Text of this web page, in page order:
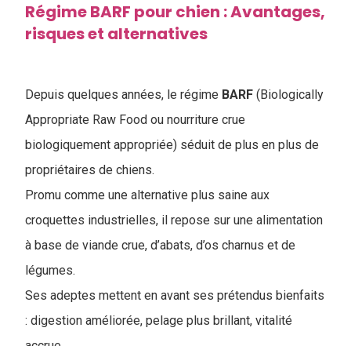
Régime BARF pour chien : Avantages,
risques et alternatives
Depuis quelques années, le régime BARF (Biologically
Appropriate Raw Food ou nourriture crue
biologiquement appropriée) séduit de plus en plus de
propriétaires de chiens.
Promu comme une alternative plus saine aux
croquettes industrielles, il repose sur une alimentation
à base de viande crue, d’abats, d’os charnus et de
légumes.
Ses adeptes mettent en avant ses prétendus bienfaits
: digestion améliorée, pelage plus brillant, vitalité